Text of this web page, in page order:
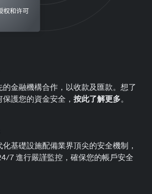
的金融機構合作，以收款及匯款。想了
護您的資金安全， 按此了解更多。
基礎設施配備業界頂尖的安全機制，
7 進行嚴謹監控，確保您的帳戶安全